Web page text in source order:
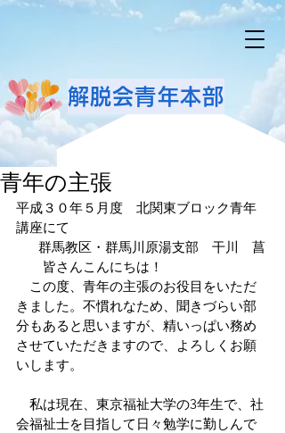
解脱会青年本部
青年の主張
平成３０年５月度　北関東ブロック青年
講座にて
群馬教区・群馬川原湯支部　干川　菖
皆さんこんにちは！
この度、青年の主張のお役目をいただ
きました。不慣れなため、聞きづらい部
分もあると思いますが、精いっぱい務め
させていただきますので、よろしくお願
いします。
私は現在、東京福祉大学の3年生で、社
会福祉士を目指して日々勉学に勤しんで